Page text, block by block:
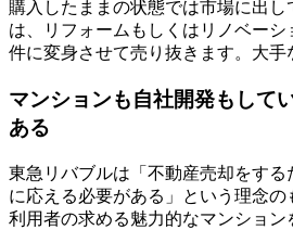
購入したままの状態では市場に出
は、リフォームもしくはリノベー
件に変身させて売り抜きます。大手
マンションも自社開発もして
ある
東急リバブルは「不動産売却をす
に応える必要がある」という理念の
利用者の求める魅力的なマンショ